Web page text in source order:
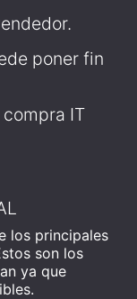
poner fin
IT
los principales
son los
ya que